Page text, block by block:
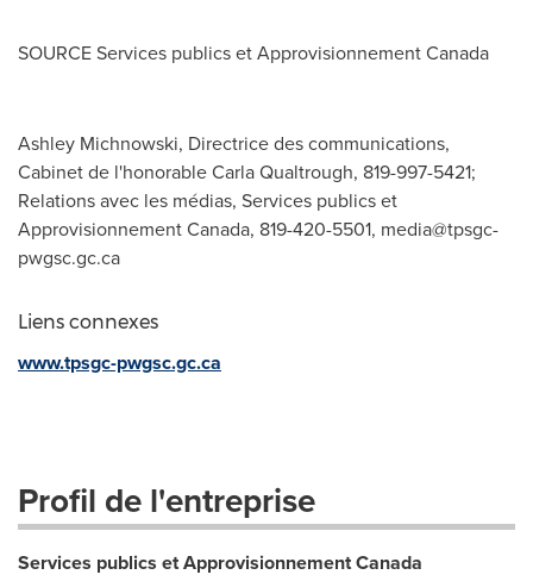
SOURCE Services publics et Approvisionnement Canada
Ashley Michnowski, Directrice des communications,
Cabinet de l'honorable Carla Qualtrough, 819-997-5421;
Relations avec les médias, Services publics et
Approvisionnement Canada, 819-420-5501, media@tpsgc-
pwgsc.gc.ca
Liens connexes
www.tpsgc-pwgsc.gc.ca
Profil de l'entreprise
Services publics et Approvisionnement Canada